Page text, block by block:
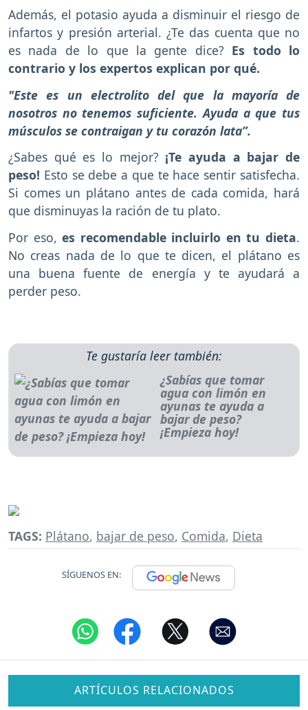
Además, el potasio ayuda a disminuir el riesgo de
infartos y presión arterial. ¿Te das cuenta que no
es nada de lo que la gente dice? Es todo lo
contrario y los expertos explican por qué.
"Este es un electrolito del que la mayoría de
nosotros no tenemos suficiente. Ayuda a que tus
músculos se contraigan y tu corazón lata”.
¿Sabes qué es lo mejor? ¡Te ayuda a bajar de
peso! Esto se debe a que te hace sentir satisfecha.
Si comes un plátano antes de cada comida, hará
que disminuyas la ración de tu plato.
Por eso, es recomendable incluirlo en tu dieta.
No creas nada de lo que te dicen, el plátano es
una buena fuente de energía y te ayudará a
perder peso.
Te gustaría leer también:
¿Sabías que tomar
agua con limón en
ayunas te ayuda a
bajar de peso?
¡Empieza hoy!
TAGS: Plátano, bajar de peso, Comida, Dieta
SÍGUENOS EN:
ARTÍCULOS RELACIONADOS